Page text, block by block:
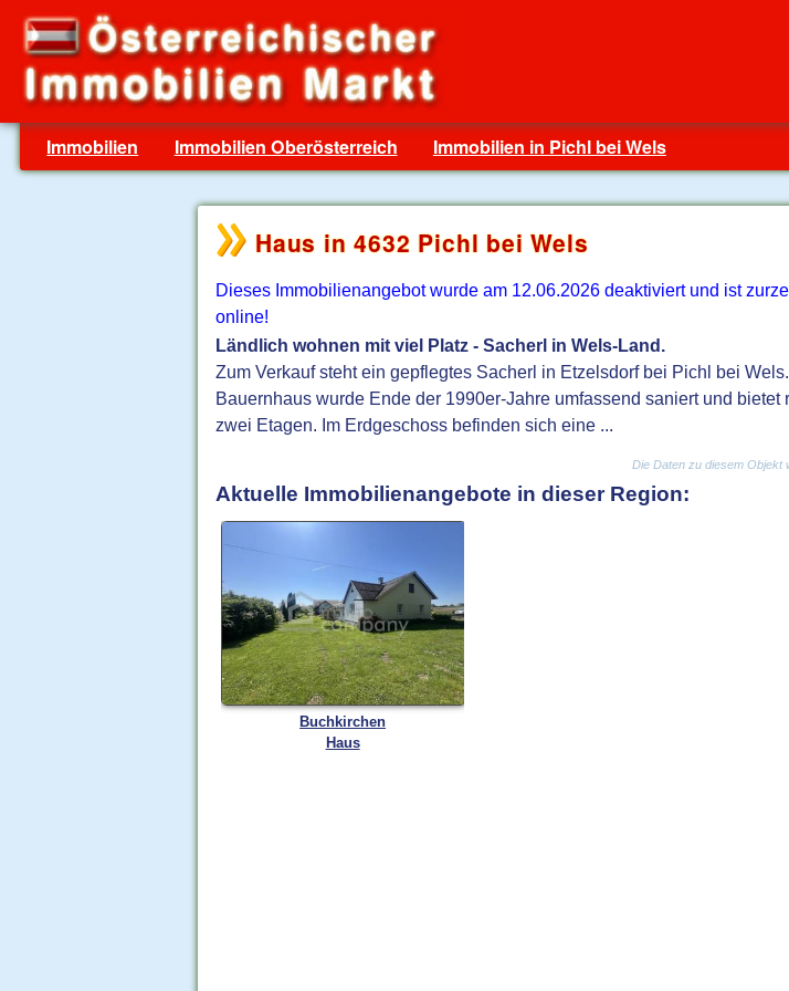
Immobilien Immobilien Oberösterreich Immobilien in Pichl bei Wels
Haus in 4632 Pichl bei Wels
Dieses Immobilienangebot wurde am 12.06.2026 deaktiviert und ist
online!
Ländlich wohnen mit viel Platz - Sacherl in Wels-Land.
Zum Verkauf steht ein gepflegtes Sacherl in Etzelsdorf bei Pichl bei
Bauernhaus wurde Ende der 1990er-Jahre umfassend saniert und bietet
zwei Etagen. Im Erdgeschoss befinden sich eine ...
Die Daten zu diesem Objekt
Aktuelle Immobilienangebote in dieser Region:
Buchkirchen
Haus